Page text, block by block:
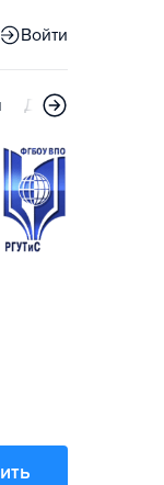
Войти
Дни открытых